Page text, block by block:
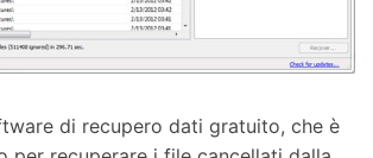
di recupero dati gratuito, che è